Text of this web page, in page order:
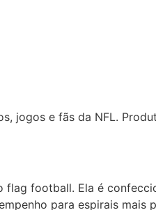
jogos e fãs da NFL.
football. Ela é
para espirais mais